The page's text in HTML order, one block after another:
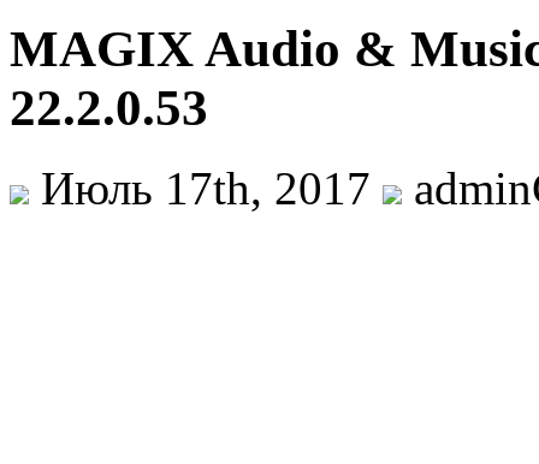
MAGIX Audio &
22.2.0.53
Июль 17th, 2017